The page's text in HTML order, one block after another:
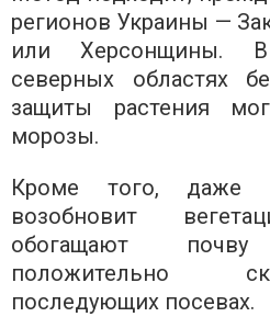
регионов Украины —
или Херсонщины.
северных областях
защиты растения
морозы.
Кроме того, даже
возобновит
обогащают
положительно
последующих посевах.